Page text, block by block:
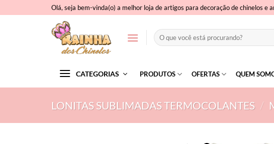
to
Olá, seja bem-vinda(o) a melhor loja de artigos para decoração de chinelos e
Pesquisar
por:
CATEGORIAS PRODUTOS OFERTAS QUEM
LONITAS SUBLIMADAS TERMOCOLANTES /